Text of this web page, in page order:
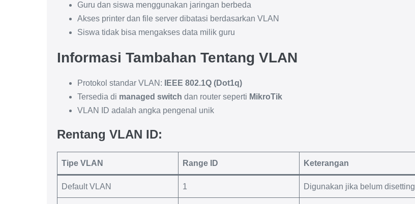
Guru dan siswa menggunakan jaringan berbeda
Akses printer dan file server dibatasi berdasarkan VLAN
Siswa tidak bisa mengakses data milik guru
Informasi Tambahan Tentang VLAN
Protokol standar VLAN:
IEEE 802.1Q (Dot1q)
Tersedia di managed switch dan router seperti MikroTik
VLAN ID adalah angka pengenal unik
Rentang VLAN ID:
Tipe VLAN Range ID Keterangan
Default VLAN 1 Digunakan jika belum disetting